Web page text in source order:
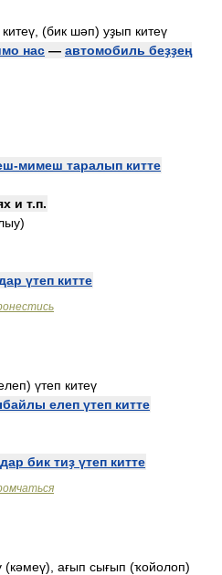
(бик шәп) уҙып китеү
нас — автомобиль беҙҙең
мимеш таралып китте
и т.п.
үтеп китте
үтеп китеү
елеп үтеп китте
бик тиҙ үтеп китте
(кәмеү), ағып сығып (ҡойолоп)